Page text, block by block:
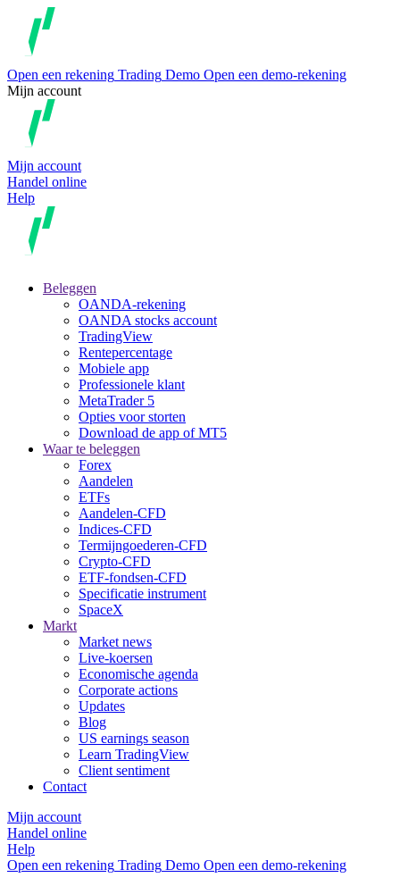
Open een rekening Trading Demo Open een demo-rekening
Mijn account
Mijn account
Handel online
Help
Beleggen
OANDA-rekening
OANDA stocks account
TradingView
Rentepercentage
Mobiele app
Professionele klant
MetaTrader 5
Opties voor storten
Download de app of MT5
Waar te beleggen
Forex
Aandelen
ETFs
Aandelen-CFD
Indices-CFD
Termijngoederen-CFD
Crypto-CFD
ETF-fondsen-CFD
Specificatie instrument
SpaceX
Markt
Market news
Live-koersen
Economische agenda
Corporate actions
Updates
Blog
US earnings season
Learn TradingView
Client sentiment
Contact
Mijn account
Handel online
Help
Open een rekening Trading Demo Open een demo-rekening